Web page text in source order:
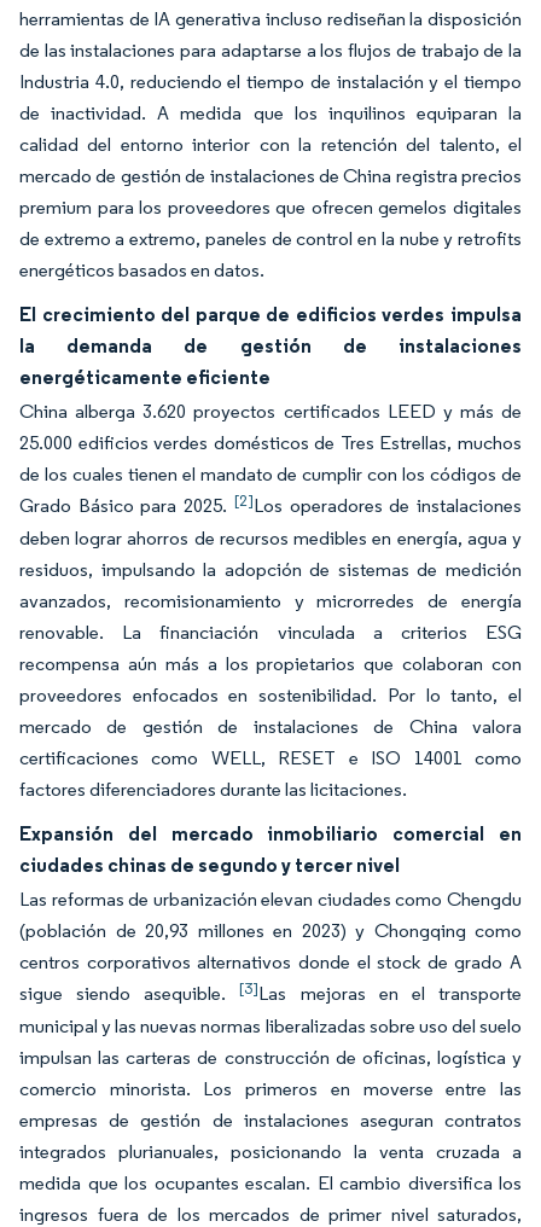
herramientas de IA generativa incluso rediseñan la disposición
de las instalaciones para adaptarse a los flujos de trabajo de la
Industria 4.0, reduciendo el tiempo de instalación y el tiempo
de inactividad. A medida que los inquilinos equiparan la
calidad del entorno interior con la retención del talento, el
mercado de gestión de instalaciones de China registra precios
premium para los proveedores que ofrecen gemelos digitales
de extremo a extremo, paneles de control en la nube y retrofits
energéticos basados en datos.
El crecimiento del parque de edificios verdes impulsa
la demanda de gestión de instalaciones
energéticamente eficiente
China alberga 3.620 proyectos certificados LEED y más de
25.000 edificios verdes domésticos de Tres Estrellas, muchos
de los cuales tienen el mandato de cumplir con los códigos de
Grado Básico para 2025. [2]Los operadores de instalaciones
deben lograr ahorros de recursos medibles en energía, agua y
residuos, impulsando la adopción de sistemas de medición
avanzados, recomisionamiento y microrredes de energía
renovable. La financiación vinculada a criterios ESG
recompensa aún más a los propietarios que colaboran con
proveedores enfocados en sostenibilidad. Por lo tanto, el
mercado de gestión de instalaciones de China valora
certificaciones como WELL, RESET e ISO 14001 como
factores diferenciadores durante las licitaciones.
Expansión del mercado inmobiliario comercial en
ciudades chinas de segundo y tercer nivel
Las reformas de urbanización elevan ciudades como Chengdu
(población de 20,93 millones en 2023) y Chongqing como
centros corporativos alternativos donde el stock de grado A
sigue siendo asequible.[3]Las mejoras en el transporte
municipal y las nuevas normas liberalizadas sobre uso del suelo
impulsan las carteras de construcción de oficinas, logística y
comercio minorista. Los primeros en moverse entre las
empresas de gestión de instalaciones aseguran contratos
integrados plurianuales, posicionando la venta cruzada a
medida que los ocupantes escalan. El cambio diversifica los
ingresos fuera de los mercados de primer nivel saturados,